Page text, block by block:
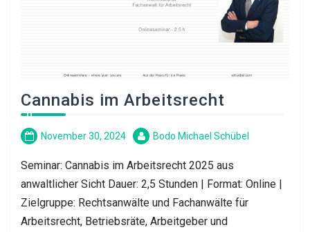
Cannabis im Arbeitsrecht
November 30, 2024 Bodo Michael Schübel
Seminar: Cannabis im Arbeitsrecht 2025 aus
anwaltlicher Sicht Dauer: 2,5 Stunden | Format: Online |
Zielgruppe: Rechtsanwälte und Fachanwälte für
Arbeitsrecht, Betriebsräte, Arbeitgeber und